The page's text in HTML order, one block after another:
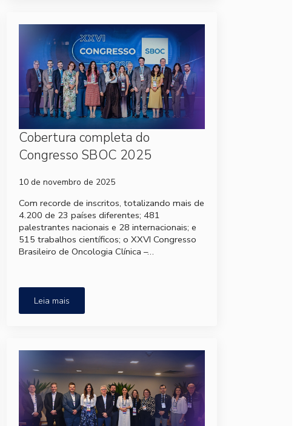
Cobertura completa do
Congresso SBOC 2025
10 de novembro de 2025
Com recorde de inscritos, totalizando mais de
4.200 de 23 países diferentes; 481
palestrantes nacionais e 28 internacionais; e
515 trabalhos científicos; o XXVI Congresso
Brasileiro de Oncologia Clínica –…
Leia mais